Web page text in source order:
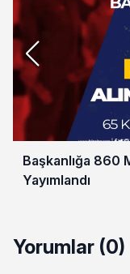
Başkanlığa 860
Yayımlandı
Yorumlar (0)